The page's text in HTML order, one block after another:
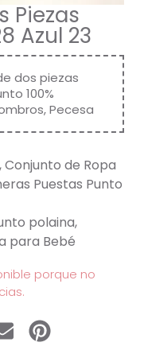
Piezas
Azul 23
dos piezas
100%
Pecesa
,Conjunto de Ropa
Puestas Punto
polaina,
para Bebé
porque no